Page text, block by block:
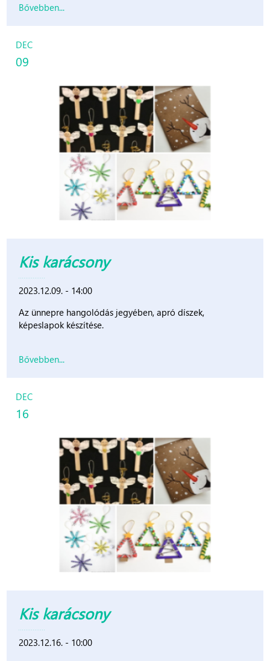
Bővebben...
DEC
09
Kis karácsony
2023.12.09. - 14:00
Az ünnepre hangolódás jegyében, apró díszek,
képeslapok készítése.
Bővebben...
DEC
16
Kis karácsony
2023.12.16. - 10:00